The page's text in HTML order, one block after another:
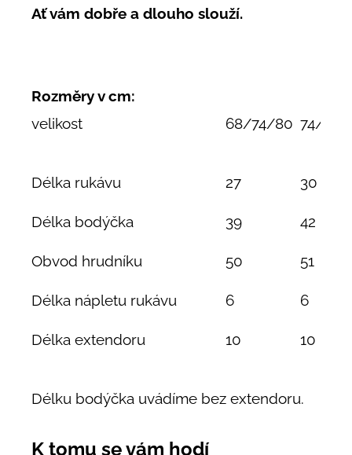
Ať vám dobře a dlouho slouží.
Rozměry v cm:
velikost
68/74/80 74/80/
Délka rukávu 27 30
Délka bodýčka 39 42
Obvod hrudníku 50 51
Délka nápletu rukávu 6 6
Délka extendoru 10 10
Délku bodýčka uvádíme bez extendoru.